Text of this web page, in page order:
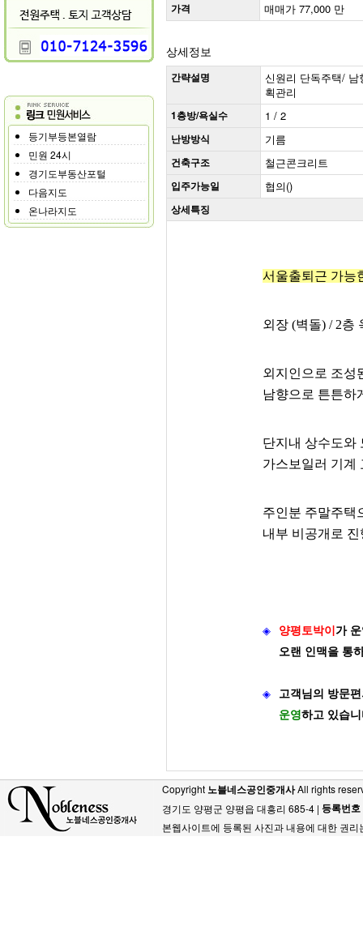
등기부등본열람
민원 24시
경기도부동산포털
다음지도
온나라지도
가격 매매가 77,000 만
상세정보
간략설명
신원리 단독주택/
획관리
1층방/욕실수 1 / 2
난방방식 기름
건축구조 철근콘크리트
입주가능일 협의()
상세특징
서울출퇴근 가능
외장 (벽돌) / 2층
외지인으로 조성
남향으로 튼튼하
단지내 상수도와
가스보일러 기계
주인분 주말주택
내부 비공개로
◈ 양평토박이 가
오랜 인맥을 통
◈
고객님의 방문
운영하고 있습
Copyright 노블네스공인중개사All rights
경기도 양평군 양평읍 대흥리 685-4 | 등록번호
본웹사이트에 등록된 사진과 내용에 대한 권